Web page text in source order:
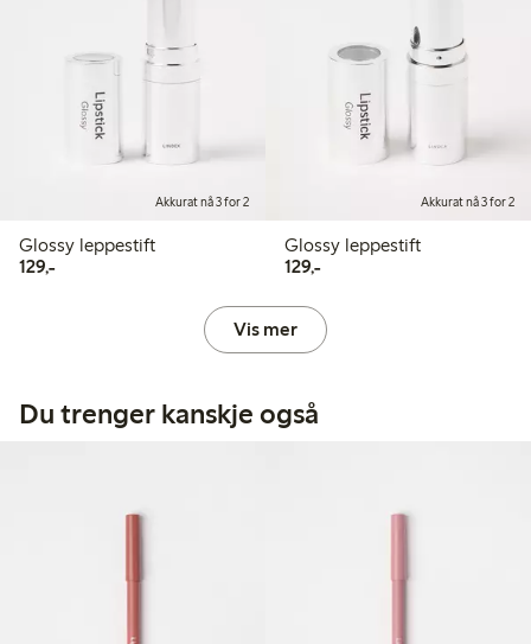
Akkurat nå 3 for 2
Glossy leppestift
129,-129,00 kr
Akkurat nå 3 for 2
Glossy leppestift
129,-129,00 kr
Vis mer
Du trenger kanskje også